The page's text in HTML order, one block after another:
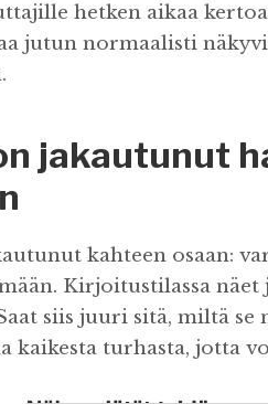
hetken aikaa
jutun normaalisti
jakautunut
kahteen osaan:
Kirjoitustilassa
siis juuri sitä, miltä
kaikesta turhasta, jotta